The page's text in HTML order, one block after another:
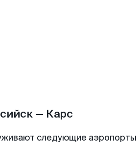
— Карс
следующие аэропорты